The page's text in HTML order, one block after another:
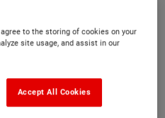
to the storing of cookies on your
site usage, and assist in our
Accept All Cookies